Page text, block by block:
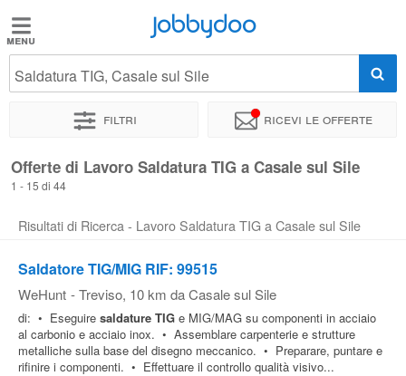
Jobbydoo
Offerte
Stipendi
professioni
Blog
Jobbydoo
Saldatura TIG, Casale sul Sile
Filtri Ricevi le offerte
Offerte di Lavoro Saldatura TIG a Casale sul Sile
1 - 15 di 44
Risultati di Ricerca - Lavoro Saldatura TIG a Casale sul Sile
Saldatore TIG/MIG RIF: 99515
WeHunt - Treviso, 10 km da Casale sul Sile
di: • Eseguire saldature TIG e MIG/MAG su componenti in acciaio
al carbonio e acciaio inox. • Assemblare carpenterie e strutture
metalliche sulla base del disegno meccanico. • Preparare, puntare e
rifinire i componenti. • Effettuare il controllo qualità visivo...